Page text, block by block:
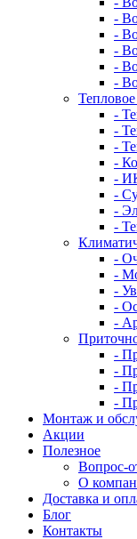
-
-
-
-
-
-
-
-
-
-
-
-
-
-
-
-
-
-
-
-
-
-
Монтаж и
Акции
Полезное
Вопрос-
О
Доставка и
Блог
Контакты